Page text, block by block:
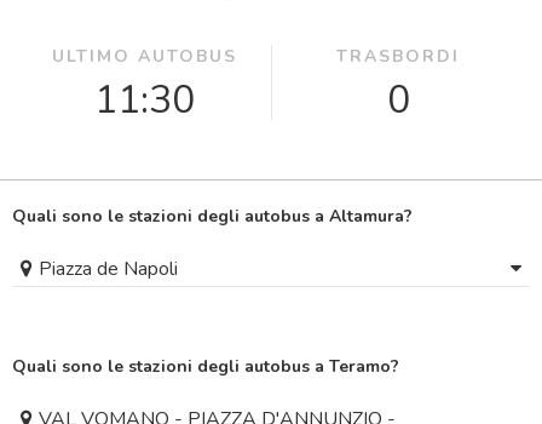
ULTIMO AUTOBUS
11:30
TRASBORDI
0
Quali sono le stazioni degli autobus a Altamura?
Piazza de Napoli
Quali sono le stazioni degli autobus a Teramo?